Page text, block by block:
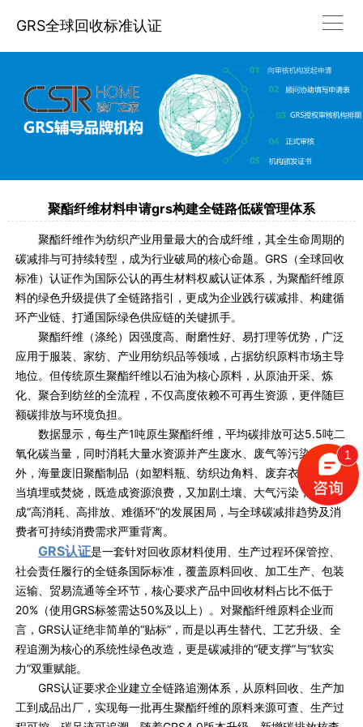
GRS全球回收标准认证
聚酯纤维材料申请grs构建全链路低碳管理体系
聚酯纤维作为纺织产业用量最大的合成纤维，其全生命周期的
碳减排与可持续转型，成为行业破局的核心命题。GRS（全球回收
标准）认证作为国际公认的再生材料权威认证体系，为聚酯纤维原
料的绿色升级提供了全链路指引，更成为企业践行碳减排、构建循
环产业链、打通国际绿色供应链的关键抓手。
聚酯纤维（涤纶）因强度高、耐磨性好、易打理等优势，广泛
应用于服装、家纺、产业用纺织品等领域，占据纺织原料市场主导
地位。但传统原生聚酯纤维以石油为核心原料，从原油开采、炼
化、聚合到纺丝的全流程，不仅高度依赖不可再生资源，更伴随巨
额碳排放与环境负担。
数据显示，每生产1吨原生聚酯纤维，平均碳排放可达5.5吨二
氧化碳当量，同时消耗大量水资源并产生废水、废气等污染物。此
外，海量废旧聚酯制品（如塑料瓶、纺织边角料、废弃衣物）的不
当填埋或焚烧，既造成资源浪费，又加剧土壤、大气污染，形
成“高消耗、高排放、难循环”的发展困局，与全球碳减排趋势及消
费者可持续消费需求严重背离。
GRS认证是一套针对回收原材料使用、生产过程环保管控、
社会责任履行的全链条国际标准，覆盖原料回收、加工生产、包装
运输、贸易流通等全环节，核心要求产品中回收材料占比不低于
20%（使用GRS标签需达50%及以上）。对聚酯纤维原料企业而
言，GRS认证绝非简单的“贴标”，而是以再生替代、工艺升级、全
程追溯为核心的系统性绿色改造，更是碳减排的“硬支撑”与“软实
力”双重赋能。
GRS认证要求企业建立全链路追溯体系，从原料回收、生产加
工到成品出厂，实现每一批再生聚酯纤维的原料来源可查、生产过
1